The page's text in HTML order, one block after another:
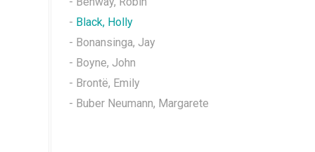
- Black, Holly
- Bonansinga, Jay
- Boyne, John
- Brontë, Emily
- Buber Neumann, Margarete